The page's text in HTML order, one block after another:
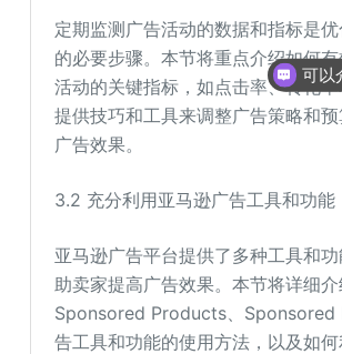
定期监测广告活动的数据和指标是
的必要步骤。本节将重点介绍如何
活动的关键指标，如点击率、转化
提供技巧和工具来调整广告策略和
广告效果。
3.2 充分利用亚马逊广告工具和功能
亚马逊广告平台提供了多种工具和
助卖家提高广告效果。本节将详细介
Sponsored Products、Sponsored
告工具和功能的使用方法，以及如